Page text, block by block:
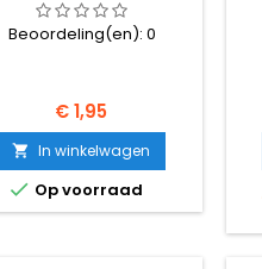
Beoordeling(en):0
Prijs
€ 1,95
 In winkelwagen
 Op voorraad